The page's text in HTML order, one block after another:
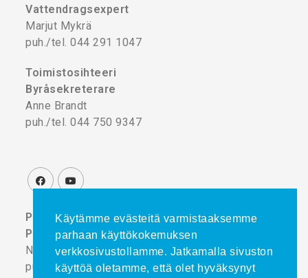
Vattendragsexpert
Marjut Mykrä
puh./tel. 044 291 1047
Toimistosihteeri
Byråsekreterare
Anne Brandt
puh./tel. 044 750 9347
Projektikoordinaattori
Projektkoordinator
Noora Turtinen
puh./tel. 044 777 8839
Käytämme evästeitä varmistaaksemme
parhaan käyttökokemuksen
verkkosivustollamme. Jatkamalla sivuston
käyttöä oletamme, että olet hyväksynyt